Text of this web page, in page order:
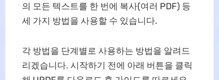
의 모든 텍스트를 한 번에 복사(여러 PDF) 등
세 가지 방법을 사용할 수 있습니다.
각 방법을 단계별로 사용하는 방법을 알려드
리겠습니다. 시작하기 전에 아래 버튼을 클릭